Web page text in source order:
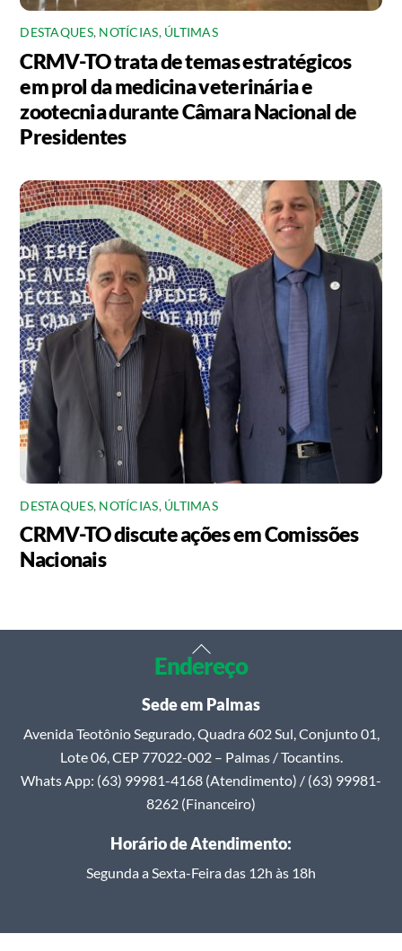
DESTAQUES, NOTÍCIAS, ÚLTIMAS
CRMV-TO trata de temas estratégicos
em prol da medicina veterinária e
zootecnia durante Câmara Nacional de
Presidentes
DESTAQUES, NOTÍCIAS, ÚLTIMAS
CRMV-TO discute ações em Comissões
Nacionais
Back
To
Top
Endereço
Sede em Palmas
Avenida Teotônio Segurado, Quadra 602 Sul, Conjunto 01,
Lote 06, CEP 77022-002 – Palmas / Tocantins.
Whats App: (63) 99981-4168 (Atendimento) / (63) 99981-
8262 (Financeiro)
Horário de Atendimento:
Segunda a Sexta-Feira das 12h às 18h